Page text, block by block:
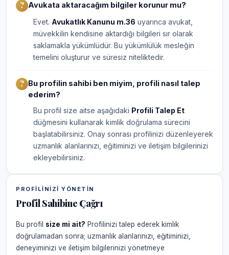
Avukata aktaracağım bilgiler korunur mu?
Evet. Avukatlık Kanunu m.36 uyarınca avukat,
müvekkilin kendisine aktardığı bilgileri sır olarak
saklamakla yükümlüdür. Bu yükümlülük mesleğin
temelini oluşturur ve süresiz niteliktedir.
Bu profilin sahibi ben miyim, profili nasıl talep
ederim?
Bu profil size aitse aşağıdaki Profili Talep Et
düğmesini kullanarak kimlik doğrulama sürecini
başlatabilirsiniz. Onay sonrası profilinizi düzenleyerek
uzmanlık alanlarınızı, eğitiminizi ve iletişim bilgilerinizi
ekleyebilirsiniz.
PROFILINIZI YÖNETIN
Profil Sahibine Çağrı
Bu profil size mi ait? Profilinizi talep ederek kimlik
doğrulamadan sonra; uzmanlık alanlarınızı, eğitiminizi,
deneyiminizi ve iletişim bilgilerinizi yönetmeye